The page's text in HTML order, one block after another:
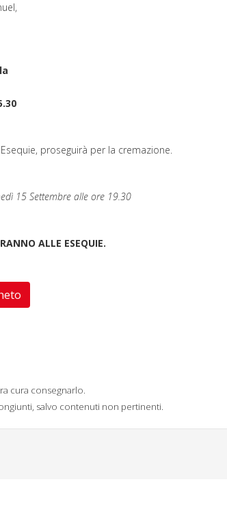
proseguirà per la cremazione.
15 Settembre alle ore 19.30
ALLE ESEQUIE.
cura consegnarlo.
salvo contenuti non pertinenti.